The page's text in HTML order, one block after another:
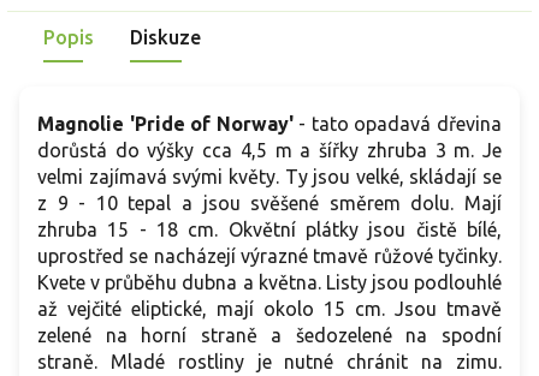
na podzim žloutnou. Hodí se jako solitéra u terasy i k
rododendronům a jarním cibulovinám. V podsadbě se hodí
bohyšky a kapradiny, kryjí mělké kořeny.
Popis Diskuze
Magnolie 'Pride of Norway'- tato opadavá dřevina
dorůstá do výšky cca 4,5 m a šířky zhruba 3 m. Je
velmi zajímavá svými květy. Ty jsou velké, skládají se
z 9 - 10 tepal a jsou svěšené směrem dolu. Mají
zhruba 15 - 18 cm. Okvětní plátky jsou čistě bílé,
uprostřed se nacházejí výrazné tmavě růžové tyčinky.
Kvete v průběhu dubna a května. Listy jsou podlouhlé
až vejčité eliptické, mají okolo 15 cm. Jsou tmavě
zelené na horní straně a šedozelené na spodní
straně. Mladé rostliny je nutné chránit na zimu.